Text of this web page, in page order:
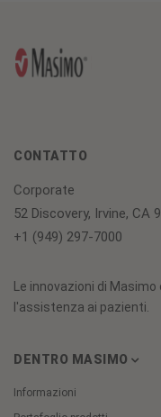
CONTATTO
Corporate
52 Discovery, Irvine, CA
+1 (949) 297-7000
Le innovazioni di
l'assistenza ai pazienti.
DENTRO MASIMO
Informazioni